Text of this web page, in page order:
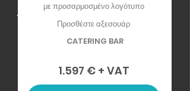
με προσαρμοσμένο λογότυπο
Προσθέστε αξεσουάρ
CATERING BAR
1.597 € + VAT